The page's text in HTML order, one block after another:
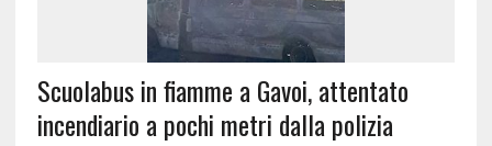
Scuolabus in fiamme a Gavoi, attentato
incendiario a pochi metri dalla polizia